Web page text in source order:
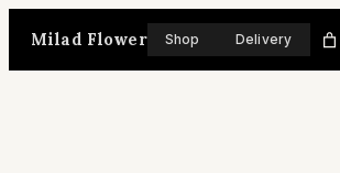
Milad Flower Shop Delivery